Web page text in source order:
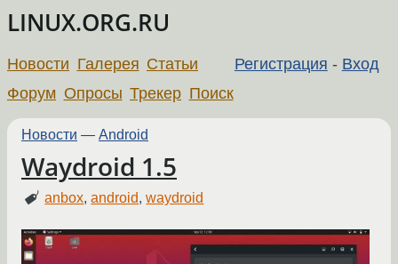
LINUX.ORG.RU
Регистрация - Вход
Новости Галерея Статьи
Форум Опросы Трекер Поиск
Новости — Android
Waydroid 1.5
anbox,android,waydroid